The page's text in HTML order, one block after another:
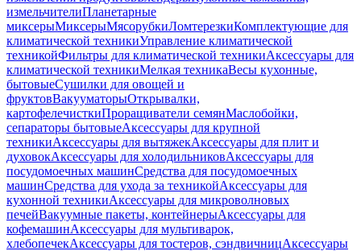
измельчителиПланетарные
миксерыМиксерыМясорубкиЛомтерезкиКомплектующие для
климатической техникиУправление климатической
техникойФильтры для климатической техникиАксессуары для
климатической техникиМелкая техникаВесы кухонные,
бытовыеСушилки для овощей и
фруктовВакууматорыОткрывалки,
картофелечисткиПроращиватели семянМаслобойки,
сепараторы бытовыеАксессуары для крупной
техникиАксессуары для вытяжекАксессуары для плит и
духовокАксессуары для холодильниковАксессуары для
посудомоечных машинСредства для посудомоечных
машинСредства для ухода за техникойАксессуары для
кухонной техникиАксессуары для микроволновых
печейВакуумные пакеты, контейнерыАксессуары для
кофемашинАксессуары для мультиварок,
хлебопечекАксессуары для тостеров, сэндвичницАксессуары